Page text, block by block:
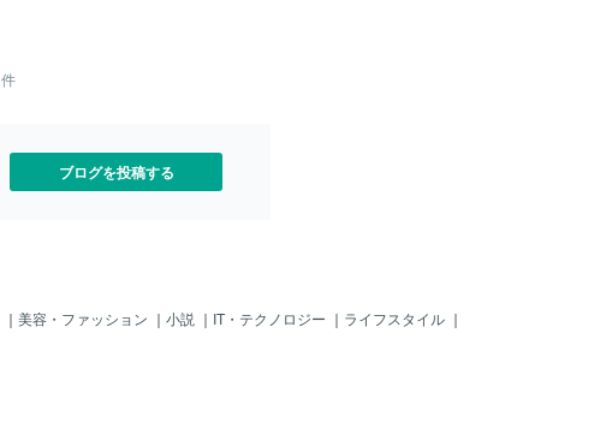
件
ブログを投稿する
｜ 美容・ファッション ｜ 小説 ｜ IT・テクノロジー ｜ ライフスタイル ｜